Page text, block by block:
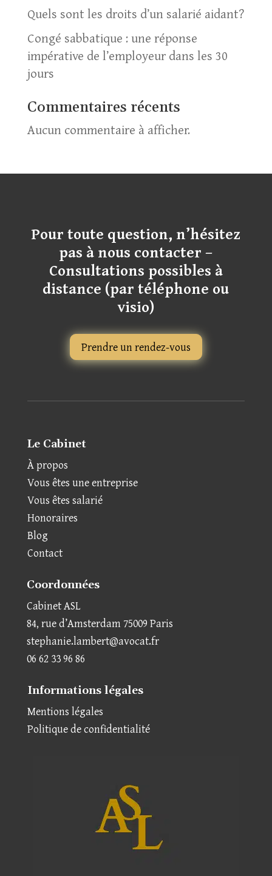
Quels sont les droits d’un salarié aidant?
Congé sabbatique : une réponse
impérative de l’employeur dans les 30
jours
Commentaires récents
Aucun commentaire à afficher.
Pour toute question, n’hésitez
pas à nous contacter –
Consultations possibles à
distance (par téléphone ou
visio)
Prendre un rendez-vous
Le Cabinet
À propos
Vous êtes une entreprise
Vous êtes salarié
Honoraires
Blog
Contact
Coordonnées
Cabinet ASL
84, rue d’Amsterdam 75009 Paris
stephanie.lambert@avocat.fr
06 62 33 96 86
Informations légales
Mentions légales
Politique de confidentialité